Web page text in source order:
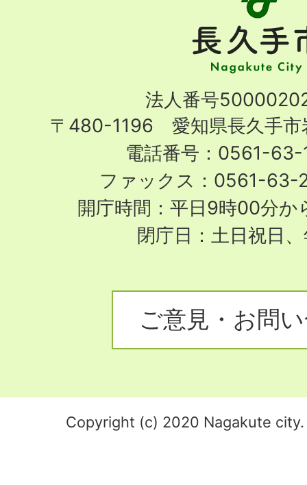
手
市
City
法人番号
〒480-1196 愛知県長久手市
電話番号：0561-63-
ファックス：0561-63-
開庁時間：平日9時00分か
閉庁日：土日祝日
ご意見・お問
Copyright (c) 2020 Nagakute